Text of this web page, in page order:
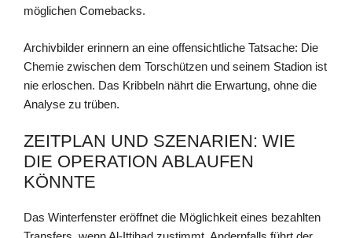
möglichen Comebacks.
Archivbilder erinnern an eine offensichtliche Tatsache: Die
Chemie zwischen dem Torschützen und seinem Stadion ist
nie erloschen. Das Kribbeln nährt die Erwartung, ohne die
Analyse zu trüben.
ZEITPLAN UND SZENARIEN: WIE
DIE OPERATION ABLAUFEN
KÖNNTE
Das Winterfenster eröffnet die Möglichkeit eines bezahlten